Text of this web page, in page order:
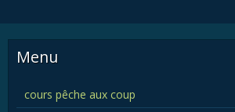
Menu
cours pêche aux coup